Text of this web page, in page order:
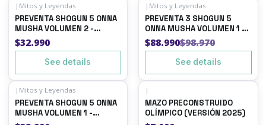
Out of stock
| Mitos y Leyendas
PREVENTA SHOGUN 5 ONNA
MUSHA VOLUMEN 2 -
PRIMER BLOQUE + 1 BUY A
BOX
$32.990
See details
-10%OFF
Out of stock
| Mitos y Leyendas
PREVENTA 3 SHOGUN 5
ONNA MUSHA VOLUMEN 1 -
PRIMER BLOQUE + 3 BUY A
BOX
$88.990$98.970
See details
Out of stock
| Mitos y Leyendas
PREVENTA SHOGUN 5 ONNA
MUSHA VOLUMEN 1 -
PRIMER BLOQUE + 1 BUY A
|
MAZO PRECONSTRUIDO
OLÍMPICO (VERSIÓN 2025)